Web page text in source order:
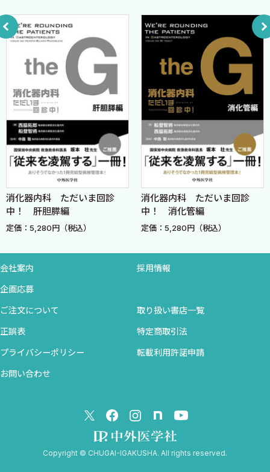
解説! 高齢者に対する薬剤選択
13 バイオスイッチ例（一次無効後）
解説! バイオスイッチの考え方（一次無効後）
14 バイオスイッチ例（二次無効後）
解説! UCのバイオ製剤使い分けにおける諸問題
15 バイオスイッチ例（複数回スイッチ）
解説! 難治例への対処と手術療法
16 重症例（入院例）
解説! 重症UCに対するアプローチ
17 臨床的寛解だけど粘膜治癒じゃない例
解説! UCにおけるTreat to Targetの考え方
18 感染症か再燃か迷う症例
解説! UC患者における感染性腸炎の併発とUCの悪化の鑑別
について
解説! 主な腸管外合併症とその対処法
解説! 他臓器癌のあるIBD患者に対する治療
21 発癌リスクのある長期経過例
解説! UCの発癌とサーベイランス
解説! 外来でのバイオマーカーの使い方
23 妊娠例（UC）
24 術後トラブル（回腸嚢炎など）例
解説! UC術前・術後の諸問題
消化器内科 ただいま回診
中！ 肝胆膵編
定価：5,280円（税込）
消化器内科 ただいま回診
中！ 消化管編
定価：5,280円（税込）
会社案内 採用情報
企画応募
ご注文について 取り扱い書店一覧
正誤表 特定商取引法
プライバシーポリシー 転載利用許諾申請
お問い合わせ
Copyright © CHUGAI-IGAKUSHA. All rights reserved.